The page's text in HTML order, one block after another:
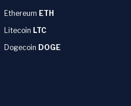
Ethereum ETH
Litecoin LTC
Dogecoin DOGE